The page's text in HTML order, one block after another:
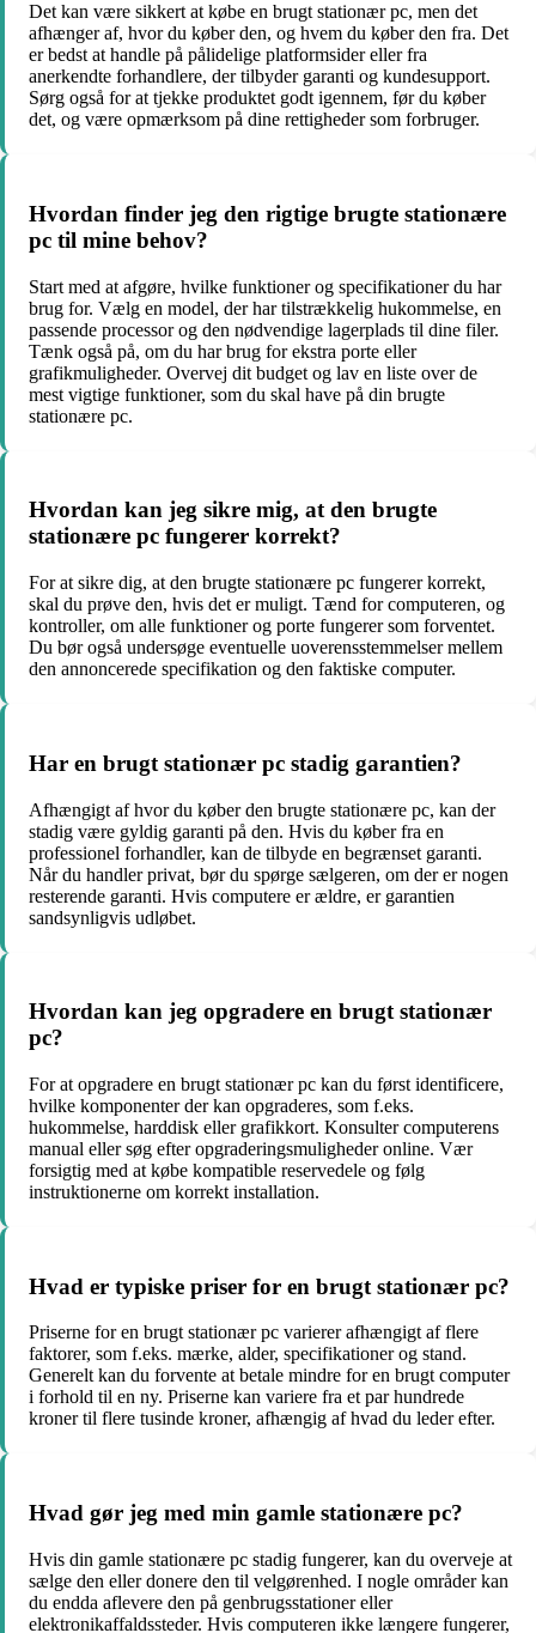
Det kan være sikkert at købe en brugt stationær pc, men det
afhænger af, hvor du køber den, og hvem du køber den fra. Det
er bedst at handle på pålidelige platformsider eller fra
anerkendte forhandlere, der tilbyder garanti og kundesupport.
Sørg også for at tjekke produktet godt igennem, før du køber
det, og være opmærksom på dine rettigheder som forbruger.
Hvordan finder jeg den rigtige brugte stationære
pc til mine behov?
Start med at afgøre, hvilke funktioner og specifikationer du har
brug for. Vælg en model, der har tilstrækkelig hukommelse, en
passende processor og den nødvendige lagerplads til dine filer.
Tænk også på, om du har brug for ekstra porte eller
grafikmuligheder. Overvej dit budget og lav en liste over de
mest vigtige funktioner, som du skal have på din brugte
stationære pc.
Hvordan kan jeg sikre mig, at den brugte
stationære pc fungerer korrekt?
For at sikre dig, at den brugte stationære pc fungerer korrekt,
skal du prøve den, hvis det er muligt. Tænd for computeren, og
kontroller, om alle funktioner og porte fungerer som forventet.
Du bør også undersøge eventuelle uoverensstemmelser mellem
den annoncerede specifikation og den faktiske computer.
Har en brugt stationær pc stadig garantien?
Afhængigt af hvor du køber den brugte stationære pc, kan der
stadig være gyldig garanti på den. Hvis du køber fra en
professionel forhandler, kan de tilbyde en begrænset garanti.
Når du handler privat, bør du spørge sælgeren, om der er nogen
resterende garanti. Hvis computere er ældre, er garantien
sandsynligvis udløbet.
Hvordan kan jeg opgradere en brugt stationær
pc?
For at opgradere en brugt stationær pc kan du først identificere,
hvilke komponenter der kan opgraderes, som f.eks.
hukommelse, harddisk eller grafikkort. Konsulter computerens
manual eller søg efter opgraderingsmuligheder online. Vær
forsigtig med at købe kompatible reservedele og følg
instruktionerne om korrekt installation.
Hvad er typiske priser for en brugt stationær pc?
Priserne for en brugt stationær pc varierer afhængigt af flere
faktorer, som f.eks. mærke, alder, specifikationer og stand.
Generelt kan du forvente at betale mindre for en brugt computer
i forhold til en ny. Priserne kan variere fra et par hundrede
kroner til flere tusinde kroner, afhængig af hvad du leder efter.
Hvad gør jeg med min gamle stationære pc?
Hvis din gamle stationære pc stadig fungerer, kan du overveje at
sælge den eller donere den til velgørenhed. I nogle områder kan
du endda aflevere den på genbrugsstationer eller
elektronikaffaldssteder. Hvis computeren ikke længere fungerer,